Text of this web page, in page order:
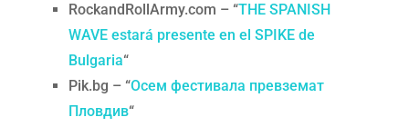
RockandRollArmy.com – “THE SPANISH
WAVE estará presente en el SPIKE de
Bulgaria“
Pik.bg – “Осем фестивала превземат
Пловдив“